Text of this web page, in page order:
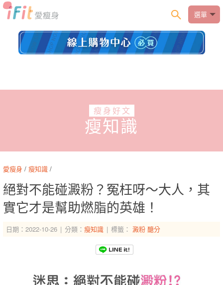
選單
瘦身好文
瘦知識
愛瘦身 / 瘦知識 /
絕對不能碰澱粉？冤枉呀～大人，其
實它才是幫助燃脂的英雄！
日期：2022-10-26 分類： 瘦知識 標籤： 澱粉 醣分